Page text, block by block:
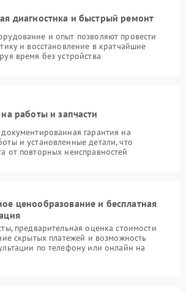
диагностика и быстрый ремонт
и опыт позволяют провести
и восстановление в кратчайшие
время без устройства
на работы и запчасти
документированная гарантия на
и установленные детали, что
от повторных неисправностей
ценообразование и бесплатная
предварительная оценка стоимости
скрытых платежей и возможность
по телефону или онлайн на